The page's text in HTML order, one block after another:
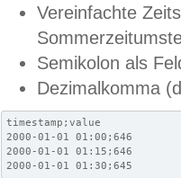
Vereinfachte
Semikolon als
Dezimalkomma
timestamp;value
2000-01-01 01:00;646
2000-01-01 01:15;646
2000-01-01 01:30;645